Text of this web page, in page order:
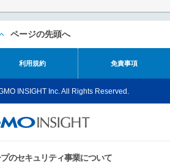
ページの先頭へ
利用規約 免責事項
INSIGHT Inc. All Rights Reserved.
のセキュリティ事業について